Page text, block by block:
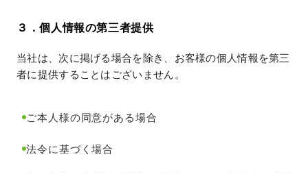
３．個人情報の第三者提供
当社は、次に掲げる場合を除き、お客様の個人情報を第三
者に提供することはございません。
ご本人様の同意がある場合
法令に基づく場合